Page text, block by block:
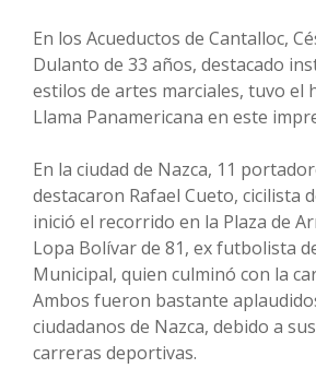
En los Acueductos de Cantalloc,
Dulanto de 33 años, destacado
estilos de artes marciales, tuvo el
Llama Panamericana en este
En la ciudad de Nazca, 11
destacaron Rafael Cueto, cicilista
inició el recorrido en la Plaza de
Lopa Bolívar de 81, ex futbolista
Municipal, quien culminó con la
Ambos fueron bastante
ciudadanos de Nazca, debido a
carreras deportivas.